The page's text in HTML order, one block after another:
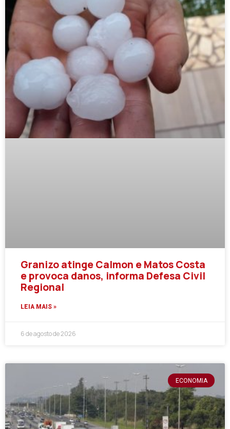
Granizo atinge Calmon e Matos Costa
e provoca danos, informa Defesa Civil
Regional
LEIA MAIS »
6 de agosto de 2026
ECONOMIA